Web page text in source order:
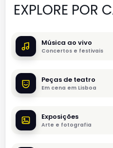
EXPLORE POR
Música ao vivo
Concertos e festivais
Peças de teatro
Em cena em Lisboa
Exposições
Arte e fotografia